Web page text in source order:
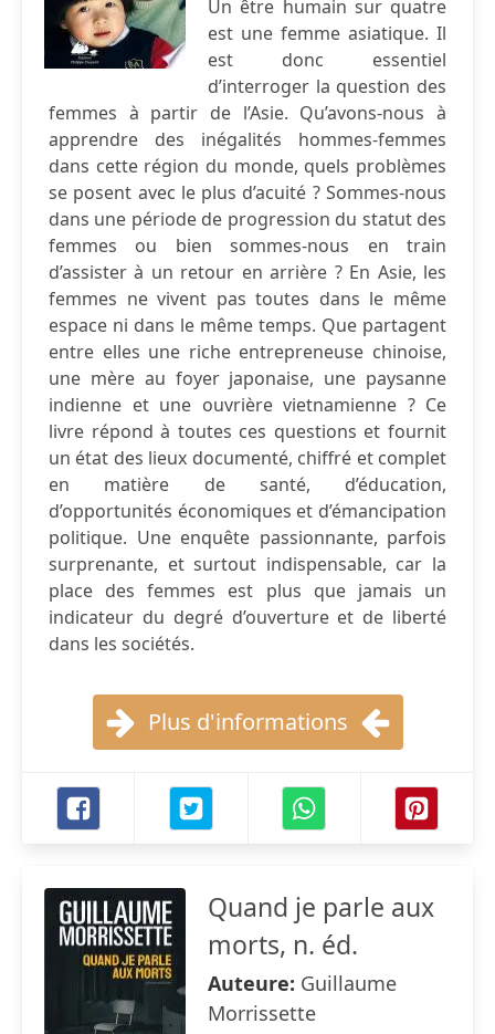
Un être humain sur quatre
est une femme asiatique. Il
est donc essentiel
d’interroger la question des
femmes à partir de l’Asie. Qu’avons-nous à
apprendre des inégalités hommes-femmes
dans cette région du monde, quels problèmes
se posent avec le plus d’acuité ? Sommes-nous
dans une période de progression du statut des
femmes ou bien sommes-nous en train
d’assister à un retour en arrière ? En Asie, les
femmes ne vivent pas toutes dans le même
espace ni dans le même temps. Que partagent
entre elles une riche entrepreneuse chinoise,
une mère au foyer japonaise, une paysanne
indienne et une ouvrière vietnamienne ? Ce
livre répond à toutes ces questions et fournit
un état des lieux documenté, chiffré et complet
en matière de santé, d’éducation,
d’opportunités économiques et d’émancipation
politique. Une enquête passionnante, parfois
surprenante, et surtout indispensable, car la
place des femmes est plus que jamais un
indicateur du degré d’ouverture et de liberté
dans les sociétés.
Plus d'informations
Quand je parle aux
morts, n. éd.
Auteure: Guillaume
Morrissette